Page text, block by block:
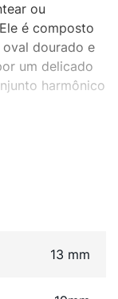
ou
é composto
dourado e
um delicado
harmônico
glamourosa,
13 mm